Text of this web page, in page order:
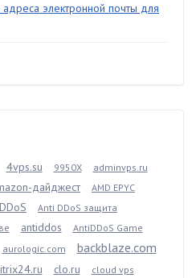
электронной почты для
4vps.su 9950X
adminvps.ru
дайджест
AMD EPYC
Anti DDoS защита
antiddos
AntiDDoS Game
aurologic.com backblaze.com
clo.ru cloud vps